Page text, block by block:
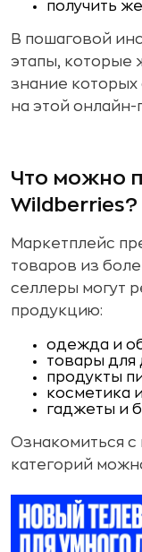
получить
В пошаговой
этапы, которые
знание которых
на этой
Что можно
Wildberries?
Маркетплейс
товаров из
селлеры могут
продукцию:
одежда и
товары для
продукты
косметика
гаджеты и
Ознакомиться
категорий